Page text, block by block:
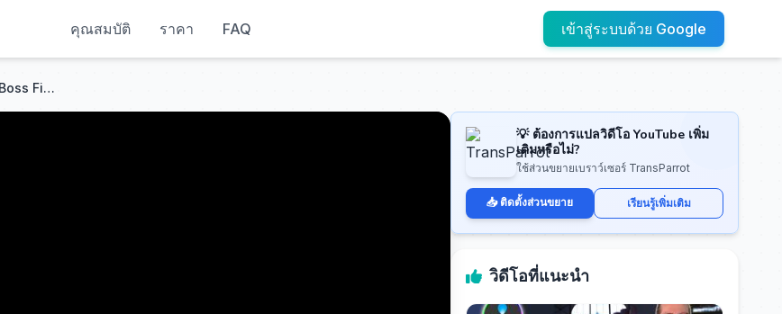
คุณสมบัติ ราคา FAQ เข้าสู่ระบบด้วย Google
Metal Gear Solid 2 Olga Theme (Boss Fight)
💡 ต้องการแปลวิดีโอ YouTube เพิ่ม
เติมหรือไม่?
ใช้ส่วนขยายเบราว์เซอร์ TransParrot
📥 ติดตั้งส่วนขยาย เรียนรู้เพิ่มเติม
วิดีโอที่แนะนำ